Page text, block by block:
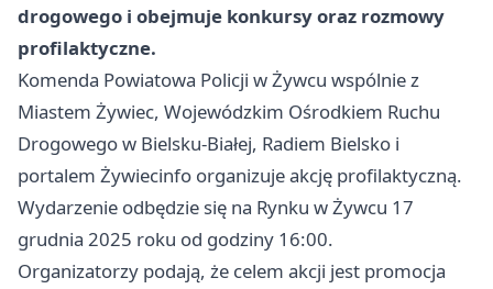
drogowego i obejmuje konkursy oraz rozmowy
profilaktyczne.
Komenda Powiatowa Policji w Żywcu wspólnie z
Miastem Żywiec, Wojewódzkim Ośrodkiem Ruchu
Drogowego w Bielsku-Białej, Radiem Bielsko i
portalem Żywiecinfo organizuje akcję profilaktyczną.
Wydarzenie odbędzie się na Rynku w Żywcu 17
grudnia 2025 roku od godziny 16:00.
Organizatorzy podają, że celem akcji jest promocja